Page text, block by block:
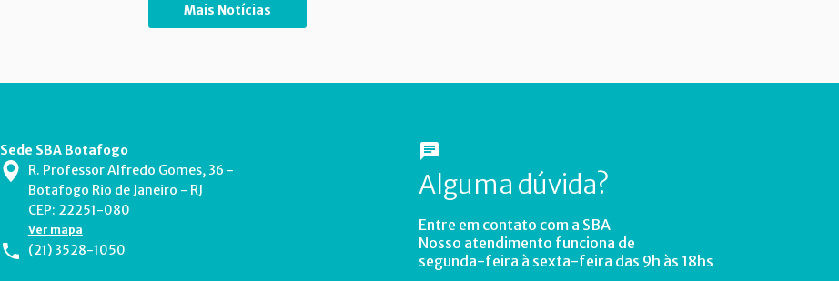
Mais Notícias
Sede SBA Botafogo
R. Professor Alfredo Gomes, 36 -
Botafogo Rio de Janeiro - RJ
CEP: 22251-080
Ver mapa
(21) 3528-1050
Alguma dúvida?
Entre em contato com a SBA
Nosso atendimento funciona de
segunda-feira à sexta-feira das 9h às 18hs